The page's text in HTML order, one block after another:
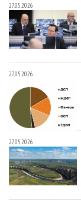
27.05.2026
27.05.2026
27.05.2026